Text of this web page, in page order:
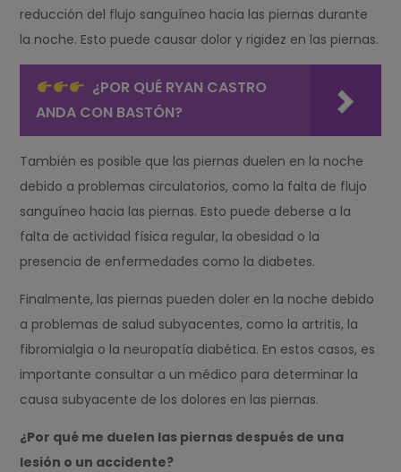
reducción del flujo sanguíneo hacia las piernas durante
la noche. Esto puede causar dolor y rigidez en las piernas.
¿POR QUÉ RYAN CASTRO
ANDA CON BASTÓN?
También es posible que las piernas duelen en la noche
debido a problemas circulatorios, como la falta de flujo
sanguíneo hacia las piernas. Esto puede deberse a la
falta de actividad física regular, la obesidad o la
presencia de enfermedades como la diabetes.
Finalmente, las piernas pueden doler en la noche debido
a problemas de salud subyacentes, como la artritis, la
fibromialgia o la neuropatía diabética. En estos casos, es
importante consultar a un médico para determinar la
causa subyacente de los dolores en las piernas.
¿Por qué me duelen las piernas después de una
lesión o un accidente?